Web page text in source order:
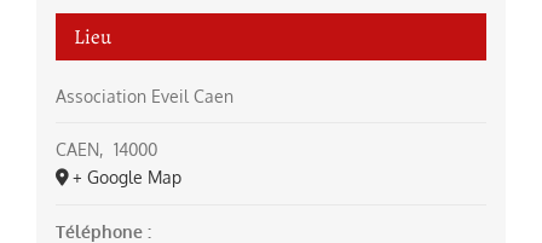
Lieu
Association Eveil Caen
CAEN, 14000
+ Google Map
Téléphone :